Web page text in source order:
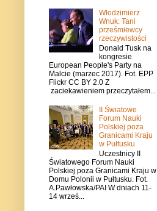
Włodzimierz
Wnuk: Tani
prześmiewcy
rzeczywistości
Donald Tusk na
kongresie
European People's Party na
Malcie (marzec 2017). Fot. EPP
Flickr CC BY 2.0 Z
zaciekawieniem przeczytałem...
II Światowe
Forum Nauki
Polskiej poza
Granicami Kraju
w Pułtusku
Uczestnicy II
Światowego Forum Nauki
Polskiej poza Granicami Kraju w
Domu Polonii w Pułtusku. Fot.
A.Pawłowska/PAI W dniach 11-
14 wrześ...